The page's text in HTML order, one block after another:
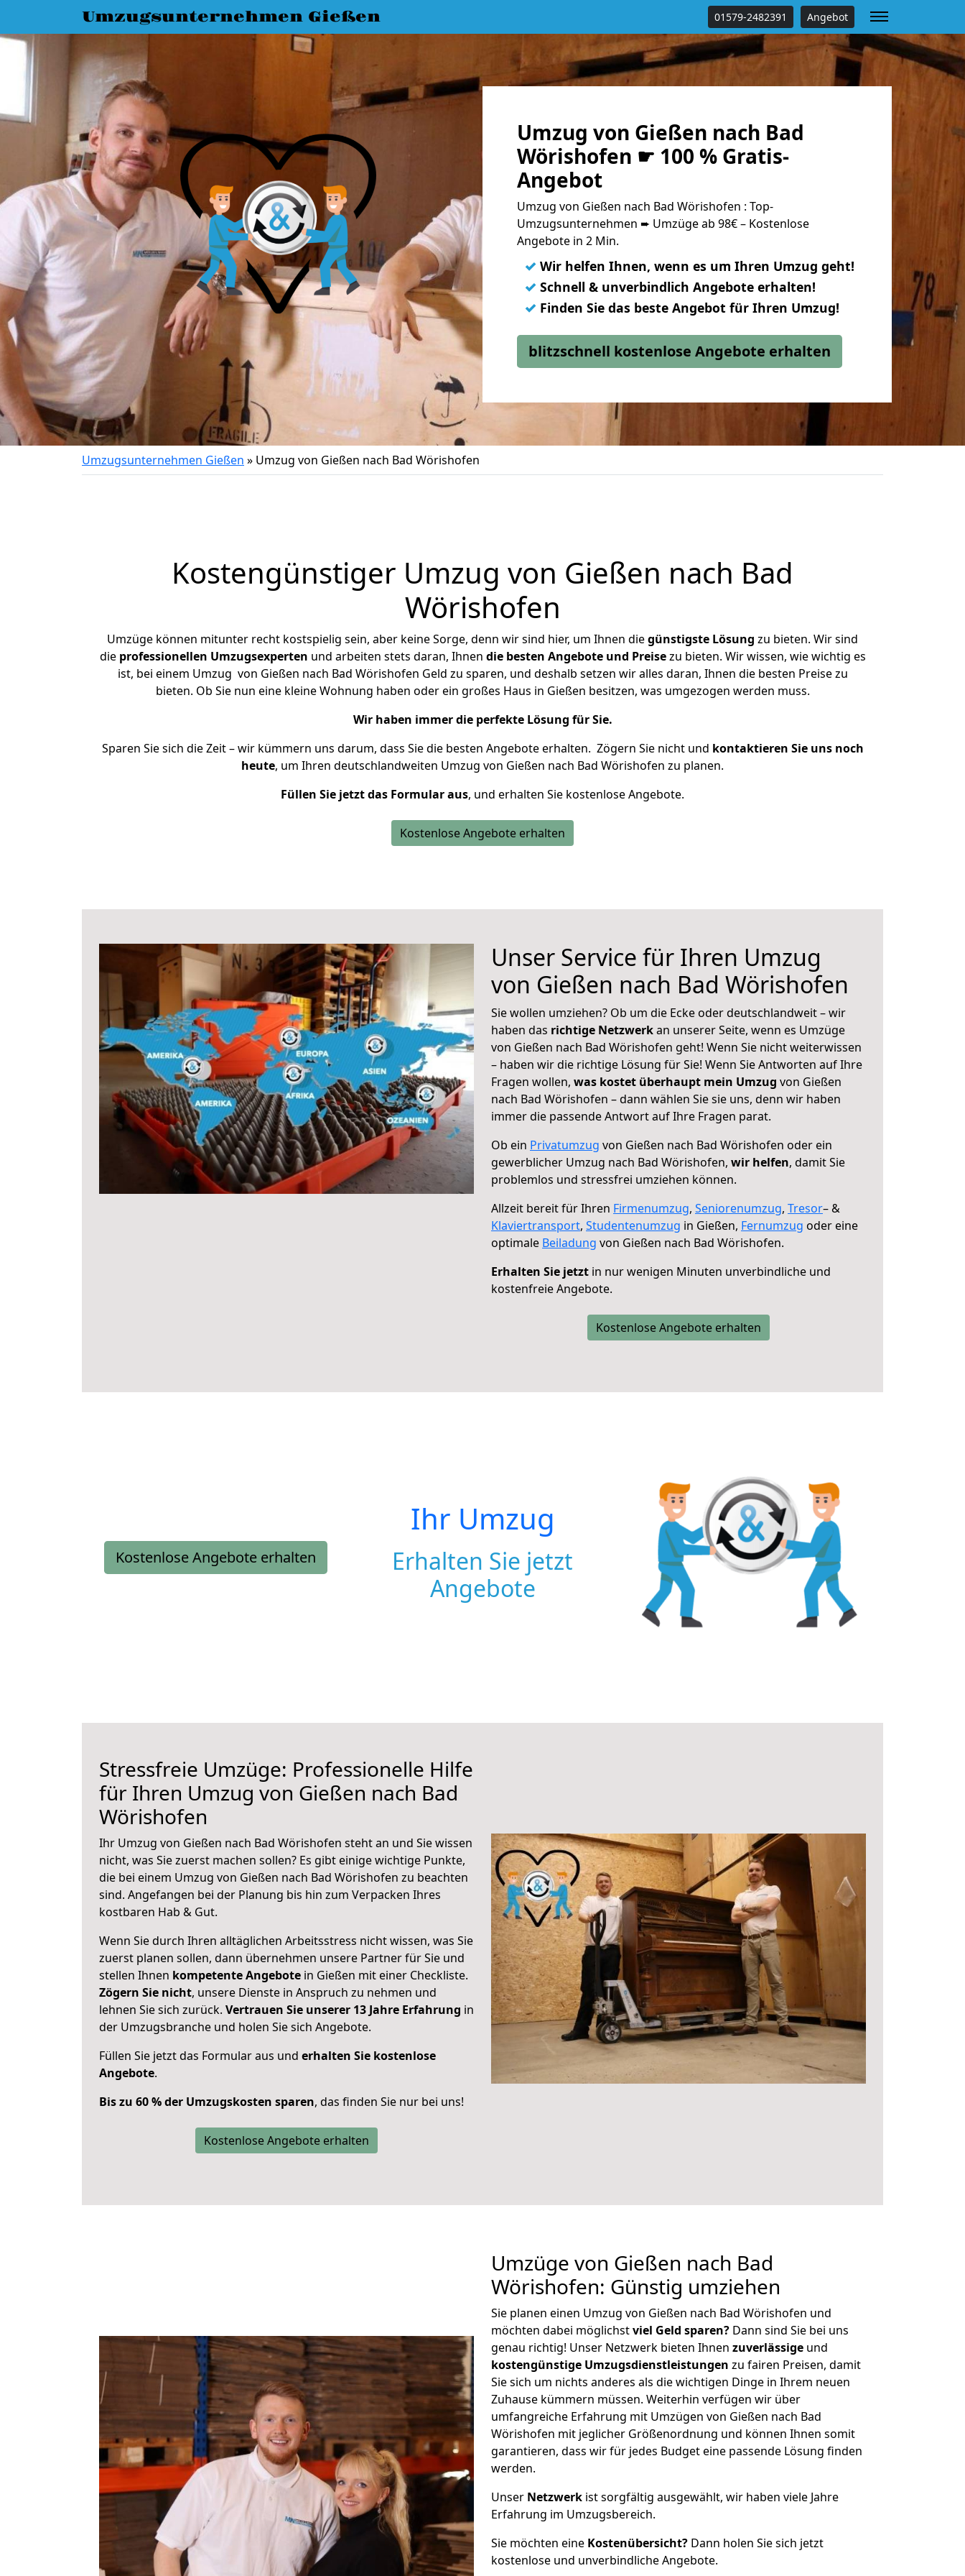
Umzugsunternehmen Gießen 01579-2482391 Angebot
Umzug von Gießen nach Bad
Wörishofen ☛ 100 % Gratis-
Angebot
Umzug von Gießen nach Bad Wörishofen : Top-
Umzugsunternehmen ➨ Umzüge ab 98€ – Kostenlose
Angebote in 2 Min.
✓ Wir helfen Ihnen, wenn es um Ihren Umzug geht!
✓ Schnell & unverbindlich Angebote erhalten!
✓ Finden Sie das beste Angebot für Ihren Umzug!
blitzschnell kostenlose Angebote erhalten
Umzugsunternehmen Gießen » Umzug von Gießen nach Bad Wörishofen
Kostengünstiger Umzug von Gießen nach Bad
Wörishofen
Umzüge können mitunter recht kostspielig sein, aber keine Sorge, denn wir sind hier, um Ihnen diegünstigste Lösung zu bieten. Wir sind
die professionellen Umzugsexperten und arbeiten stets daran, Ihnen die besten Angebote und Preisezu bieten. Wir wissen, wie wichtig es
ist, bei einem Umzug von Gießen nach Bad Wörishofen Geld zu sparen, und deshalb setzen wir alles daran, Ihnen die besten Preise zu
bieten. Ob Sie nun eine kleine Wohnung haben oder ein großes Haus in Gießen besitzen, was umgezogen werden muss.
Wir haben immer die perfekte Lösung für Sie.
Sparen Sie sich die Zeit – wir kümmern uns darum, dass Sie die besten Angebote erhalten. Zögern Sie nicht und kontaktieren Sie uns noch
heute, um Ihren deutschlandweiten Umzug von Gießen nach Bad Wörishofen zu planen.
Füllen Sie jetzt das Formular aus, und erhalten Sie kostenlose Angebote.
Kostenlose Angebote erhalten
Unser Service für Ihren Umzug
von Gießen nach Bad Wörishofen
Sie wollen umziehen? Ob um die Ecke oder deutschlandweit – wir
haben das richtige Netzwerkan unserer Seite, wenn es Umzüge
von Gießen nach Bad Wörishofen geht! Wenn Sie nicht weiterwissen
– haben wir die richtige Lösung für Sie! Wenn Sie Antworten auf Ihre
Fragen wollen, was kostet überhaupt mein Umzug von Gießen
nach Bad Wörishofen – dann wählen Sie sie uns, denn wir haben
immer die passende Antwort auf Ihre Fragen parat.
Ob ein Privatumzug von Gießen nach Bad Wörishofen oder ein
gewerblicher Umzug nach Bad Wörishofen, wir helfen, damit Sie
problemlos und stressfrei umziehen können.
Allzeit bereit für Ihren Firmenumzug, Seniorenumzug, Tresor– &
Klaviertransport, Studentenumzug in Gießen, Fernumzug oder eine
optimale Beiladung von Gießen nach Bad Wörishofen.
Erhalten Sie jetzt in nur wenigen Minuten unverbindliche und
kostenfreie Angebote.
Kostenlose Angebote erhalten
Kostenlose Angebote erhalten
Ihr Umzug
Erhalten Sie jetzt
Angebote
Stressfreie Umzüge: Professionelle Hilfe
für Ihren Umzug von Gießen nach Bad
Wörishofen
Ihr Umzug von Gießen nach Bad Wörishofen steht an und Sie wissen
nicht, was Sie zuerst machen sollen? Es gibt einige wichtige Punkte,
die bei einem Umzug von Gießen nach Bad Wörishofen zu beachten
sind. Angefangen bei der Planung bis hin zum Verpacken Ihres
kostbaren Hab & Gut.
Wenn Sie durch Ihren alltäglichen Arbeitsstress nicht wissen, was Sie
zuerst planen sollen, dann übernehmen unsere Partner für Sie und
stellen Ihnen kompetente Angebote in Gießen mit einer Checkliste.
Zögern Sie nicht, unsere Dienste in Anspruch zu nehmen und
lehnen Sie sich zurück. Vertrauen Sie unserer 13 Jahre Erfahrung in
der Umzugsbranche und holen Sie sich Angebote.
Füllen Sie jetzt das Formular aus und erhalten Sie kostenlose
Angebote.
Bis zu 60 % der Umzugskosten sparen, das finden Sie nur bei uns!
Kostenlose Angebote erhalten
Umzüge von Gießen nach Bad
Wörishofen: Günstig umziehen
Sie planen einen Umzug von Gießen nach Bad Wörishofen und
möchten dabei möglichstviel Geld sparen? Dann sind Sie bei uns
genau richtig! Unser Netzwerk bieten Ihnen zuverlässige und
kostengünstige Umzugsdienstleistungen zu fairen Preisen, damit
Sie sich um nichts anderes als die wichtigen Dinge in Ihrem neuen
Zuhause kümmern müssen. Weiterhin verfügen wir über
umfangreiche Erfahrung mit Umzügen von Gießen nach Bad
Wörishofen mit jeglicher Größenordnung und können Ihnen somit
garantieren, dass wir für jedes Budget eine passende Lösung finden
werden.
Unser Netzwerk ist sorgfältig ausgewählt, wir haben viele Jahre
Erfahrung im Umzugsbereich.
Sie möchten eine Kostenübersicht? Dann holen Sie sich jetzt
kostenlose und unverbindliche Angebote.